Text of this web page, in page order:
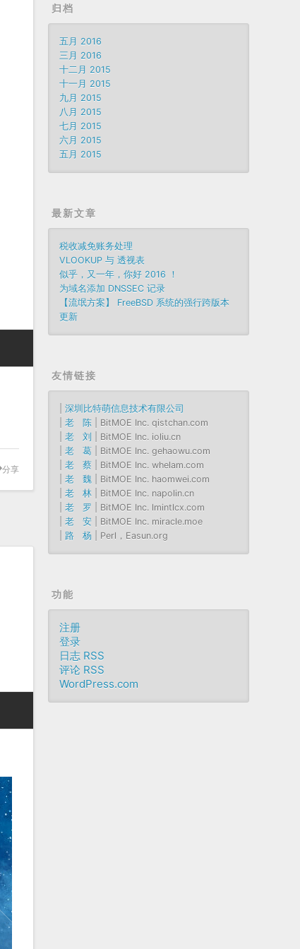
分享
归档
五月 2016
三月 2016
十二月 2015
十一月 2015
九月 2015
八月 2015
七月 2015
六月 2015
五月 2015
最新文章
税收减免账务处理
VLOOKUP 与 透视表
似乎，又一年，你好 2016 ！
为域名添加 DNSSEC 记录
【流氓方案】 FreeBSD 系统的强行跨版本
更新
友情链接
|深圳比特萌信息技术有限公司
|老 陈 | BitMOE Inc. qistchan.com
|老 刘
| BitMOE Inc. ioliu.cn
|老 葛 | BitMOE Inc. gehaowu.com
|老 蔡 | BitMOE Inc. whelam.com
|老 魏 | BitMOE Inc. haomwei.com
|老 林 | BitMOE Inc. napolin.cn
|老 罗 | BitMOE Inc. lmintlcx.com
|老 安 | BitMOE Inc. miracle.moe
路 杨 | Perl，Easun.org
功能
注册
登录
日志 RSS
评论 RSS
WordPress.com